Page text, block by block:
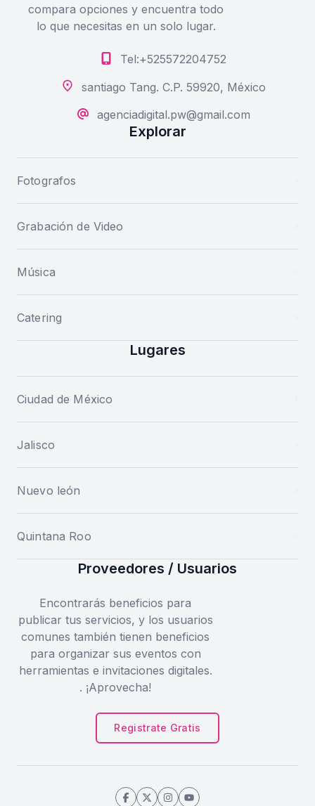
compara opciones y encuentra todo
lo que necesitas en un solo lugar.
Tel:+525572204752
santiago Tang. C.P. 59920, México
agenciadigital.pw@gmail.com
Explorar
Fotografos
Grabación de Video
Música
Catering
Lugares
Ciudad de México
Jalisco
Nuevo león
Quintana Roo
Proveedores / Usuarios
Encontrarás beneficios para
publicar tus servicios, y los usuarios
comunes también tienen beneficios
para organizar sus eventos con
herramientas e invitaciones digitales.
. ¡Aprovecha!
Registrate Gratis